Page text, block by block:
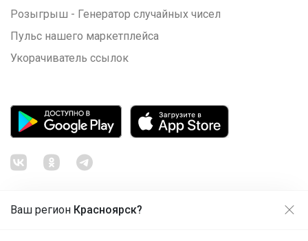
Ваш регион Красноярск?
Розыгрыш - Генератор случайных чисел
Пульс нашего маркетплейса
Укорачиватель ссылок
Продолжая использовать этот сайт и нажимая кнопку